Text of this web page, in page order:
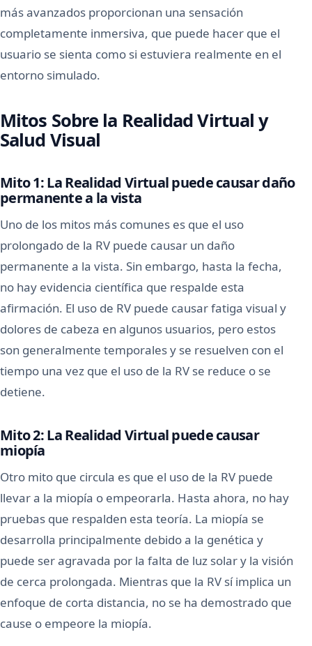
más avanzados proporcionan una sensación
completamente inmersiva, que puede hacer que el
usuario se sienta como si estuviera realmente en el
entorno simulado.
Mitos Sobre la Realidad Virtual y
Salud Visual
Mito 1: La Realidad Virtual puede causar daño
permanente a la vista
Uno de los mitos más comunes es que el uso
prolongado de la RV puede causar un daño
permanente a la vista. Sin embargo, hasta la fecha,
no hay evidencia científica que respalde esta
afirmación. El uso de RV puede causar fatiga visual y
dolores de cabeza en algunos usuarios, pero estos
son generalmente temporales y se resuelven con el
tiempo una vez que el uso de la RV se reduce o se
detiene.
Mito 2: La Realidad Virtual puede causar
miopía
Otro mito que circula es que el uso de la RV puede
llevar a la miopía o empeorarla. Hasta ahora, no hay
pruebas que respalden esta teoría. La miopía se
desarrolla principalmente debido a la genética y
puede ser agravada por la falta de luz solar y la visión
de cerca prolongada. Mientras que la RV sí implica un
enfoque de corta distancia, no se ha demostrado que
cause o empeore la miopía.